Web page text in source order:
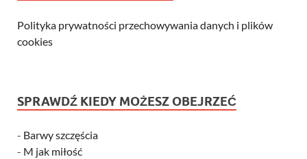
Polityka prywatności przechowywania danych i plików
cookies
SPRAWDŹ KIEDY MOŻESZ OBEJRZEĆ
- Barwy szczęścia
- M jak miłość